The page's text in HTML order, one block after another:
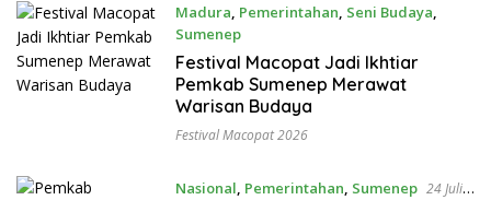
Madura, Pemerintahan, Seni Budaya,
Sumenep
25 Juli 2026
Festival Macopat Jadi Ikhtiar
Pemkab Sumenep Merawat
Warisan Budaya
Festival Macopat 2026
Nasional, Pemerintahan, Sumenep 24 Juli